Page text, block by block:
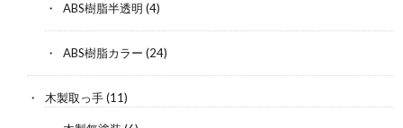
ABS樹脂半透明 (4)
ABS樹脂カラー (24)
木製取っ手(11)